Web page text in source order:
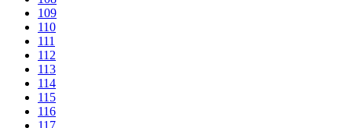
109
110
111
112
113
114
115
116